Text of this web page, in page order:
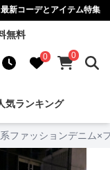
新コーデとアイテム特集
無料
0 0
気ランキング
ファッションデニム×